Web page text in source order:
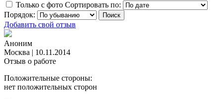
Только с фото Сортировать по:
Порядок:
Добавить свой отзыв
Аноним
Москва | 10.11.2014
Отзыв о работе
Положительные стороны:
нет положительных сторон